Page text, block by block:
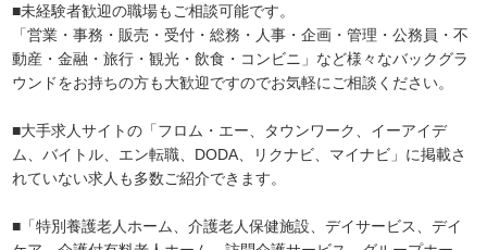
■未経験者歓迎の職場もご相談可能です。
「営業・事務・販売・受付・総務・人事・企画・管理・公務員・不
動産・金融・旅行・観光・飲食・コンビニ」など様々なバックグラ
ウンドをお持ちの方も大歓迎ですのでお気軽にご相談ください。
■大手求人サイトの「フロム・エー、タウンワーク、イーアイデ
ム、バイトル、エン転職、DODA、リクナビ、マイナビ」に掲載さ
れていない求人も多数ご紹介できます。
■「特別養護老人ホーム、介護老人保健施設、デイサービス、デイ